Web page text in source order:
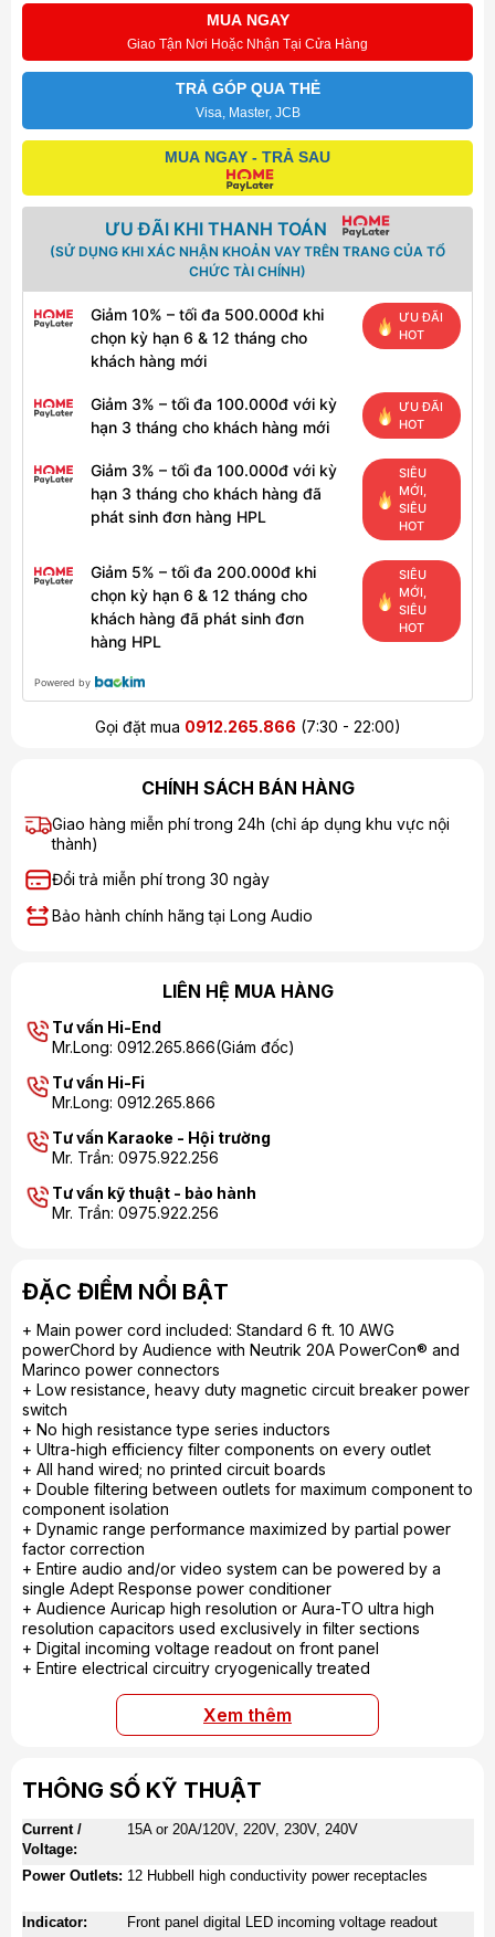
MUA NGAY
Giao Tận Nơi Hoặc Nhận Tại Cửa Hàng
TRẢ GÓP QUA THẺ
Visa, Master, JCB
MUA NGAY - TRẢ SAU
ƯU ĐÃI KHI THANH TOÁN
(SỬ DỤNG KHI XÁC NHẬN KHOẢN VAY TRÊN TRANG CỦA TỔ
CHỨC TÀI CHÍNH)
Giảm 10% – tối đa 500.000đ khi
chọn kỳ hạn 6 & 12 tháng cho
khách hàng mới
ƯU ĐÃI
HOT
Giảm 3% – tối đa 100.000đ với kỳ
hạn 3 tháng cho khách hàng mới
ƯU ĐÃI
HOT
Giảm 3% – tối đa 100.000đ với kỳ
hạn 3 tháng cho khách hàng đã
phát sinh đơn hàng HPL
SIÊU
MỚI,
SIÊU
HOT
Giảm 5% – tối đa 200.000đ khi
chọn kỳ hạn 6 & 12 tháng cho
khách hàng đã phát sinh đơn
hàng HPL
SIÊU
MỚI,
SIÊU
HOT
Powered by
Gọi đặt mua 0912.265.866 (7:30 - 22:00)
CHÍNH SÁCH BÁN HÀNG
Giao hàng miễn phí trong 24h (chỉ áp dụng khu vực nội
thành)
Đổi trả miễn phí trong 30 ngày
Bảo hành chính hãng tại Long Audio
LIÊN HỆ MUA HÀNG
Tư vấn Hi-End
Mr.Long: 0912.265.866(Giám đốc)
Tư vấn Hi-Fi
Mr.Long: 0912.265.866
Tư vấn Karaoke - Hội trường
Mr. Trần: 0975.922.256
Tư vấn kỹ thuật - bảo hành
Mr. Trần: 0975.922.256
ĐẶC ĐIỂM NỔI BẬT
+ Main power cord included: Standard 6 ft. 10 AWG
powerChord by Audience with Neutrik 20A PowerCon® and
Marinco power connectors
+ Low resistance, heavy duty magnetic circuit breaker power
switch
+ No high resistance type series inductors
+ Ultra-high efficiency filter components on every outlet
+ All hand wired; no printed circuit boards
+ Double filtering between outlets for maximum component to
component isolation
+ Dynamic range performance maximized by partial power
factor correction
+ Entire audio and/or video system can be powered by a
single Adept Response power conditioner
+ Audience Auricap high resolution or Aura-TO ultra high
resolution capacitors used exclusively in filter sections
+ Digital incoming voltage readout on front panel
+ Entire electrical circuitry cryogenically treated
Xem thêm
THÔNG SỐ KỸ THUẬT
Current /
Voltage:
15A or 20A/120V, 220V, 230V, 240V
Power Outlets: 12 Hubbell high conductivity power receptacles
Indicator: Front panel digital LED incoming voltage readout